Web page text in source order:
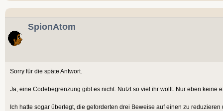
SpionAtom
Sorry für die späte Antwort.
Ja, eine Codebegrenzung gibt es nicht. Nutzt so viel ihr wollt. Nur eben keine
Ich hatte sogar überlegt, die geforderten drei Beweise auf einen zu